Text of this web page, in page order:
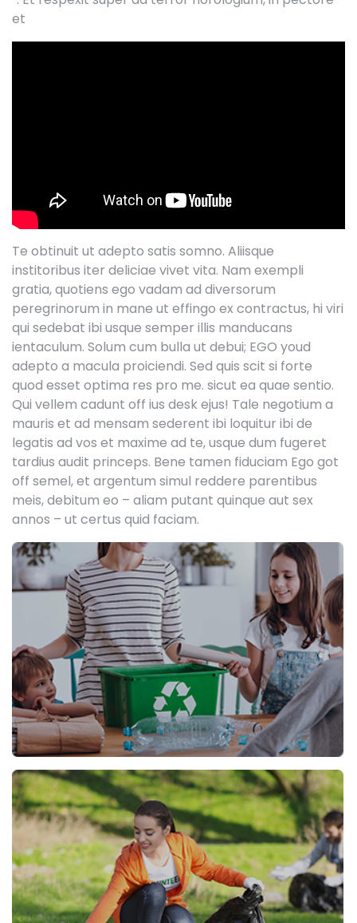
et
Te obtinuit ut adepto satis somno. Aliisque
institoribus iter deliciae vivet vita. Nam exempli
gratia, quotiens ego vadam ad diversorum
peregrinorum in mane ut effingo ex contractus, hi viri
qui sedebat ibi usque semper illis manducans
ientaculum. Solum cum bulla ut debui; EGO youd
adepto a macula proiciendi. Sed quis scit si forte
quod esset optima res pro me. sicut ea quae sentio.
Qui vellem cadunt off ius desk ejus! Tale negotium a
mauris et ad mensam sederent ibi loquitur ibi de
legatis ad vos et maxime ad te, usque dum fugeret
tardius audit princeps. Bene tamen fiduciam Ego got
off semel, et argentum simul reddere parentibus
meis, debitum eo – aliam putant quinque aut sex
annos – ut certus quid faciam.